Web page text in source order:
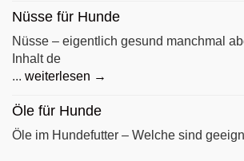
Nüsse für Hunde
Nüsse – eigentlich gesund manchmal
Inhalt de
... weiterlesen →
Öle für Hunde
Öle im Hundefutter – Welche sind